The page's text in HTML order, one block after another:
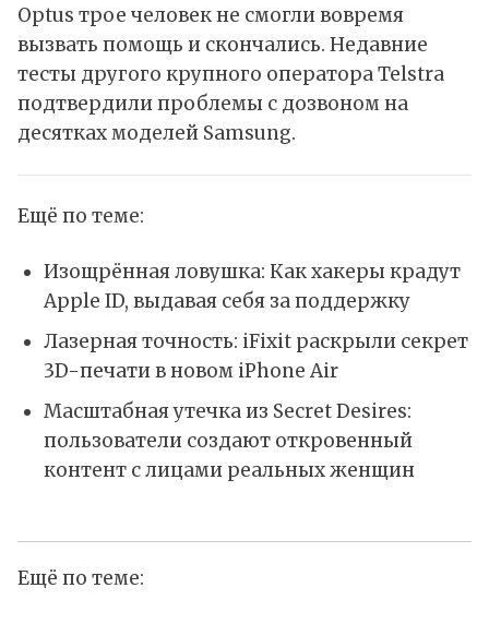
Optus трое человек не смогли вовремя
вызвать помощь и скончались. Недавние
тесты другого крупного оператора Telstra
подтвердили проблемы с дозвоном на
десятках моделей Samsung.
Ещё по теме:
Изощрённая ловушка: Как хакеры крадут
Apple ID, выдавая себя за поддержку
Лазерная точность: iFixit раскрыли секрет
3D-печати в новом iPhone Air
Масштабная утечка из Secret Desires:
пользователи создают откровенный
контент с лицами реальных женщин
Ещё по теме: